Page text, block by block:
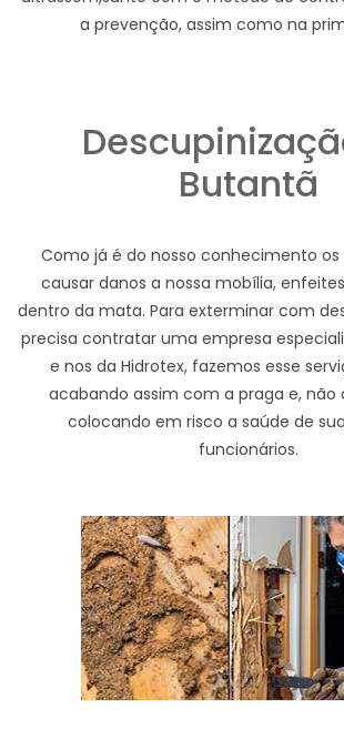
a prevenção, assim como na
Butantã
Como já é do nosso conhecimento
causar danos a nossa mobília,
dentro da mata. Para exterminar com
precisa contratar uma empresa
e nos da Hidrotex, fazemos esse
acabando assim com a praga e, não
colocando em risco a saúde de
funcionários.